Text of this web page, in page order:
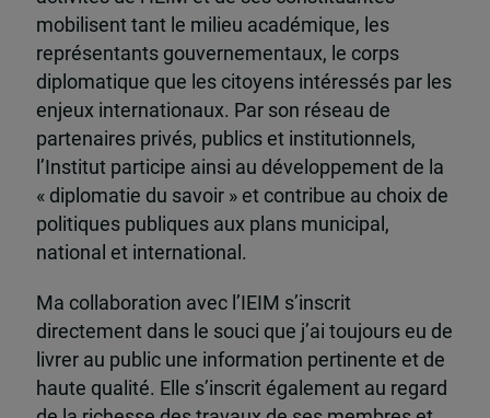
mobilisent tant le milieu académique, les
représentants gouvernementaux, le corps
diplomatique que les citoyens intéressés par les
enjeux internationaux. Par son réseau de
partenaires privés, publics et institutionnels,
l’Institut participe ainsi au développement de la
« diplomatie du savoir » et contribue au choix de
politiques publiques aux plans municipal,
national et international.
Ma collaboration avec l’IEIM s’inscrit
directement dans le souci que j’ai toujours eu de
livrer au public une information pertinente et de
haute qualité. Elle s’inscrit également au regard